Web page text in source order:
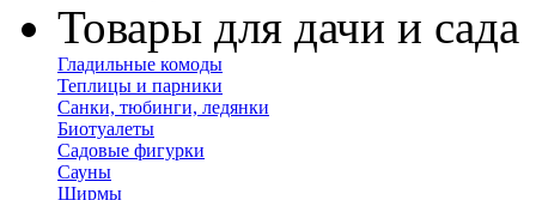
Товары для дачи и сада
Гладильные комоды
Теплицы и парники
Санки, тюбинги, ледянки
Биотуалеты
Садовые фигурки
Сауны
Ширмы